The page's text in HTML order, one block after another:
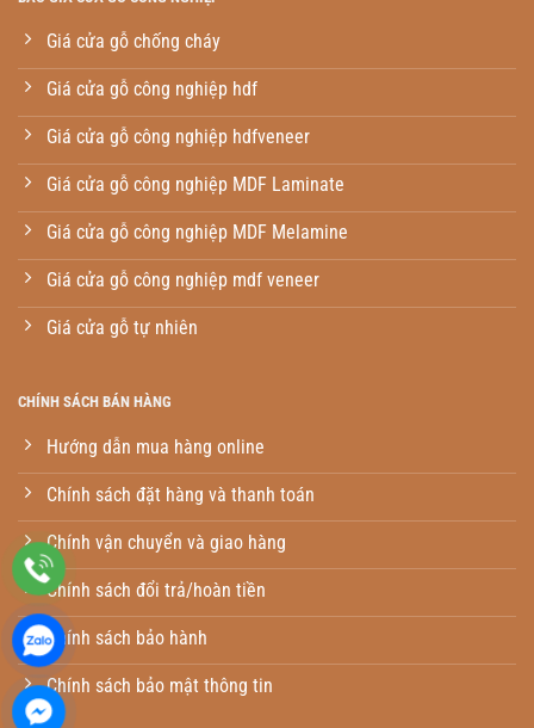
Giá cửa gỗ chống cháy
Giá cửa gỗ công nghiệp hdf
Giá cửa gỗ công nghiệp hdfveneer
Giá cửa gỗ công nghiệp MDF Laminate
Giá cửa gỗ công nghiệp MDF Melamine
Giá cửa gỗ công nghiệp mdf veneer
Giá cửa gỗ tự nhiên
CHÍNH SÁCH BÁN HÀNG
Hướng dẫn mua hàng online
Chính sách đặt hàng và thanh toán
Chính vận chuyển và giao hàng
Chính sách đổi trả/hoàn tiền
Chính sách bảo hành
Chính sách bảo mật thông tin